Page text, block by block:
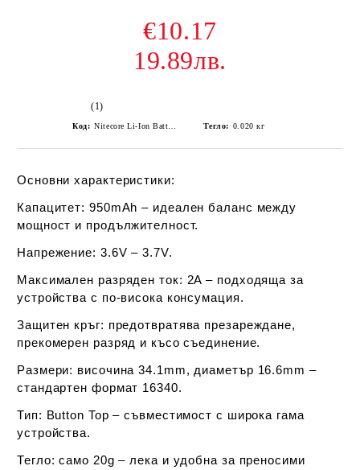
€10.17
19.89лв.
(1)
Код: Тегло: 0.020 кг
Основни характеристики:
Капацитет: 950mAh – идеален баланс между
мощност и продължителност.
Напрежение: 3.6V – 3.7V.
Максимален разряден ток: 2A – подходяща за
устройства с по-висока консумация.
Защитен кръг: предотвратява презареждане,
прекомерен разряд и късо съединение.
Размери: височина 34.1mm, диаметър 16.6mm –
стандартен формат 16340.
Тип: Button Top – съвместимост с широка гама
устройства.
Тегло: само 20g – лека и удобна за преносими